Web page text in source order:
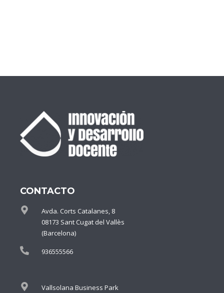
CONTACTO
Avda. Corts Catalanes, 8
08173 Sant Cugat del Vallès
(Barcelona)
936555566
Vallsolana Business Park